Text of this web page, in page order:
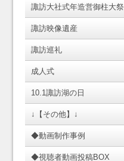
諏訪大社式年造営御柱大祭
諏訪映像遺産
諏訪巡礼
成人式
10.1諏訪湖の日
↓【その他】↓
◆動画制作事例
◆視聴者動画投稿BOX